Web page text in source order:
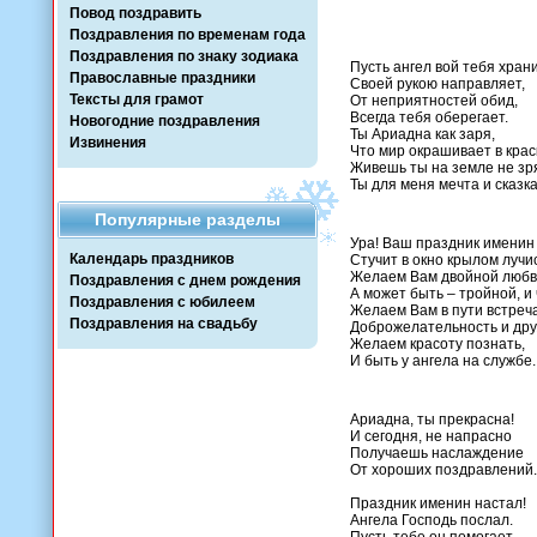
Повод поздравить
Поздравления по временам года
Поздравления по знаку зодиака
Православные праздники
Тексты для грамот
Новогодние поздравления
Извинения
Популярные разделы
Календарь праздников
Поздравления с днем рождения
Поздравления с юбилеем
Поздравления на свадьбу
Пусть ангел вой тебя
Своей рукою направляет,
От неприятностей обид,
Всегда тебя оберегает.
Ты Ариадна как заря,
Что мир окрашивает в
Живешь ты на земле не
Ты для меня мечта и
Ура! Ваш праздник именин
Стучит в окно крылом
Желаем Вам двойной
А может быть – тройной, и
Желаем Вам в пути
Доброжелательность и
Желаем красоту познать,
И быть у ангела на
Ариадна, ты прекрасна!
И сегодня, не напрасно
Получаешь наслаждение
От хороших поздравлений.
Праздник именин настал!
Ангела Господь послал.